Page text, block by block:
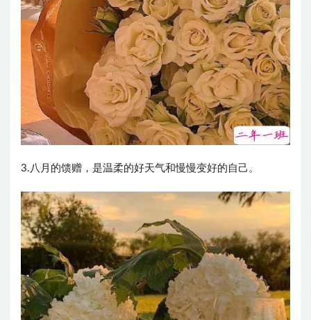
3.八月的馈赠，是温柔的好天气和慢慢变好的自己。